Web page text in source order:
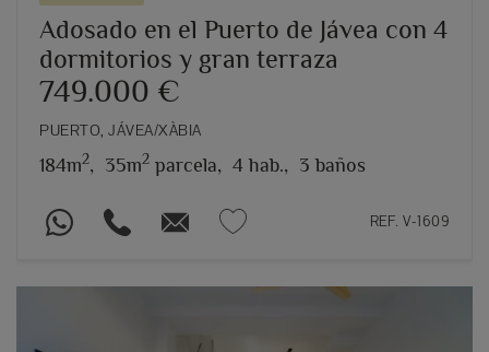
Adosado en el Puerto de Jávea con 4
dormitorios y gran terraza
749.000 €
PUERTO, JÁVEA/XÀBIA
184m2, 35m2 parcela, 4 hab., 3 baños
REF. V-1609